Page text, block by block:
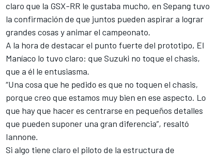
claro que la GSX-RR le gustaba mucho, en Sepang tuvo
la confirmación de que juntos pueden aspirar a lograr
grandes cosas y animar el campeonato.
A la hora de destacar el punto fuerte del prototipo, El
Maníaco lo tuvo claro: que Suzuki no toque el chasis,
que a él le entusiasma.
“Una cosa que he pedido es que no toquen el chasis,
porque creo que estamos muy bien en ese aspecto. Lo
que hay que hacer es centrarse en pequeños detalles
que pueden suponer una gran diferencia”, resaltó
Iannone.
Si algo tiene claro el piloto de la estructura de